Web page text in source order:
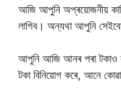
আজি আপুনি অপ্ৰয়োজনীয়
লাগিব। অন্যথা আপুনি
আপুনি আজি আনৰ পৰা টকাও
টকা বিনিয়োগ কৰে, আনে